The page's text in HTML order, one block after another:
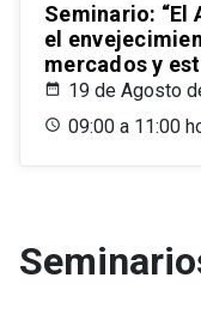
Seminario: “El
el
mercados y
19 de Agosto
09:00 a 11:00